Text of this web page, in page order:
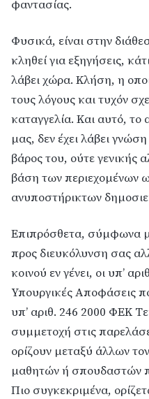
φαντασίας.
Φυσικά, είναι στην
κληθεί για εξηγήσεις,
λάβει χώρα. Κλήση, η
τους λόγους και τυχόν
καταγγελία. Και αυτό, το
μας, δεν έχει λάβει
βάρος του, ούτε γενικής
βάση των περιεχομένων
ανυποστήρικτων
Επιπρόσθετα, σύμφωνα με
προς διευκόλυνση σας
κοινού εν γένει, οι υπ’
Υπουργικές Αποφάσεις
υπ’ αριθ. 246 2000 ΦΕΚ
συμμετοχή στις
ορίζουν μεταξύ άλλων
μαθητών ή σπουδαστών
Πιο συγκεκριμένα,